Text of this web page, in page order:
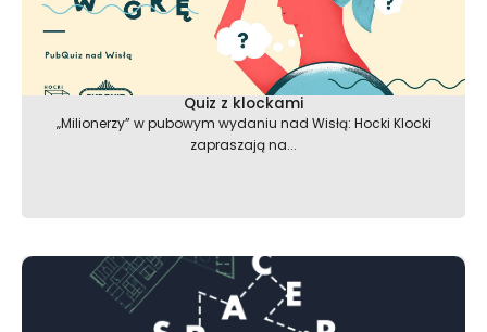
Quiz z klockami
„Milionerzy” w pubowym wydaniu nad Wisłą: Hocki Klocki
zapraszają na...